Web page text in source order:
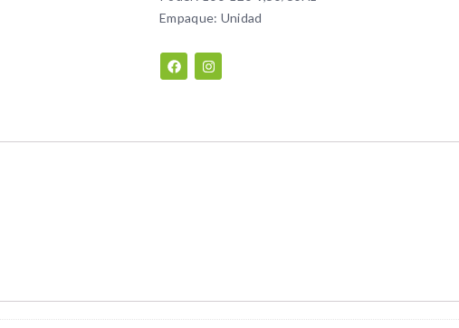
Empaque: Unidad